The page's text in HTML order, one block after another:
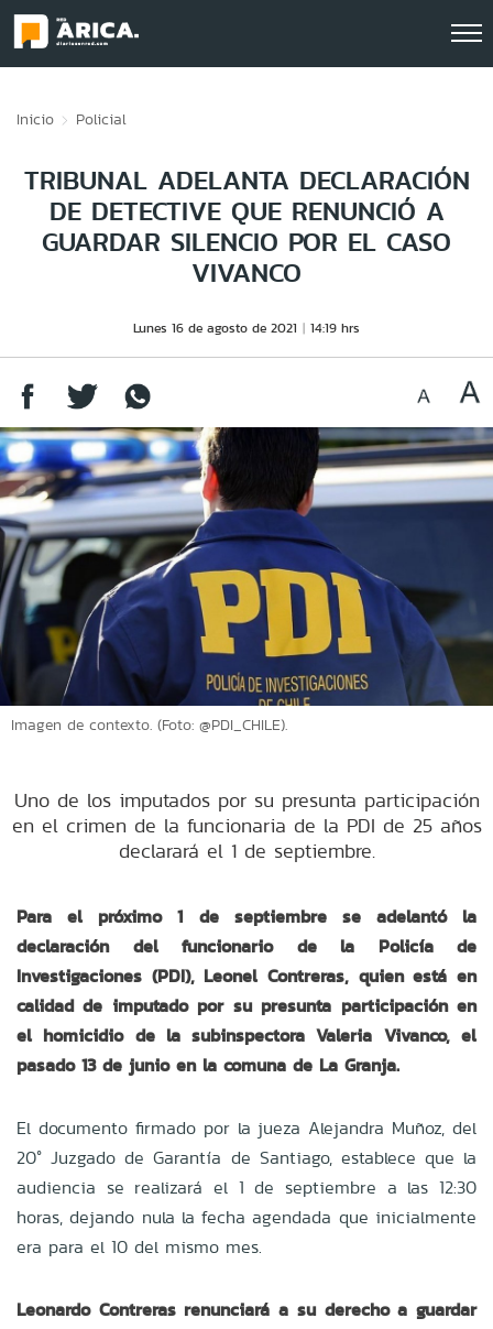
Inicio Policial
TRIBUNAL ADELANTA DECLARACIÓN
DE DETECTIVE QUE RENUNCIÓ A
GUARDAR SILENCIO POR EL CASO
VIVANCO
Lunes 16 de agosto de 2021 14:19 hrs
Imagen de contexto. (Foto: @PDI_CHILE).
Uno de los imputados por su presunta participación
en el crimen de la funcionaria de la PDI de 25 años
declarará el 1 de septiembre.
Para el próximo 1 de septiembre se adelantó la
declaración del funcionario de la Policía de
Investigaciones (PDI), Leonel Contreras, quien está en
calidad de imputado por su presunta participación en
el homicidio de la subinspectora Valeria Vivanco, el
pasado 13 de junio en la comuna de La Granja.
El documento firmado por la jueza Alejandra Muñoz, del
20° Juzgado de Garantía de Santiago, establece que la
audiencia se realizará el 1 de septiembre a las 12:30
horas, dejando nula la fecha agendada que inicialmente
era para el 10 del mismo mes.
Leonardo Contreras renunciará a su derecho a guardar